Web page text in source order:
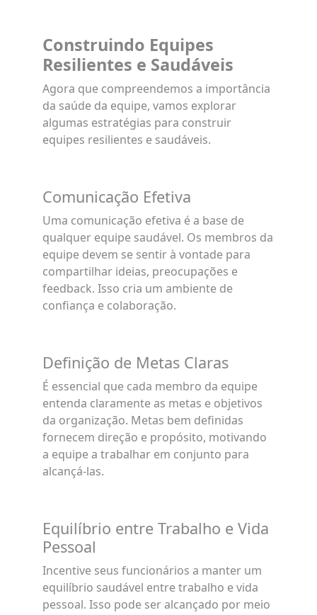
Construindo Equipes
Resilientes e Saudáveis
Agora que compreendemos a importância
da saúde da equipe, vamos explorar
algumas estratégias para construir
equipes resilientes e saudáveis.
Comunicação Efetiva
Uma comunicação efetiva é a base de
qualquer equipe saudável. Os membros da
equipe devem se sentir à vontade para
compartilhar ideias, preocupações e
feedback. Isso cria um ambiente de
confiança e colaboração.
Definição de Metas Claras
É essencial que cada membro da equipe
entenda claramente as metas e objetivos
da organização. Metas bem definidas
fornecem direção e propósito, motivando
a equipe a trabalhar em conjunto para
alcançá-las.
Equilíbrio entre Trabalho e Vida
Pessoal
Incentive seus funcionários a manter um
equilíbrio saudável entre trabalho e vida
pessoal. Isso pode ser alcançado por meio